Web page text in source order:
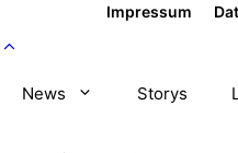
Impressum
News Storys